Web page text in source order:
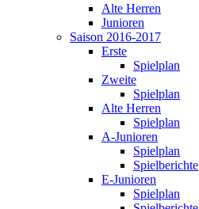
Alte Herren
Junioren
Saison 2016-2017
Erste
Spielplan
Zweite
Spielplan
Alte Herren
Spielplan
A-Junioren
Spielplan
Spielberichte
E-Junioren
Spielplan